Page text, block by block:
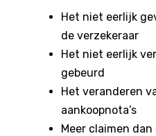
Het niet eerlijk
de verzekeraar
Het niet eerlijk
gebeurd
Het veranderen
aankoopnota’s
Meer claimen